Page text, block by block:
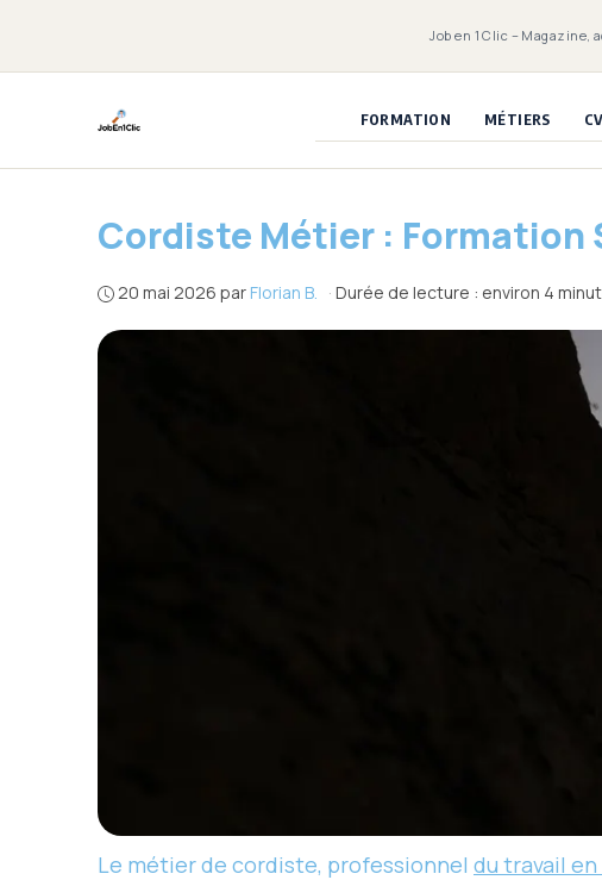
contenu
Job en 1 Clic – Magazine,
FORMATION MÉTIERS
Cordiste Métier : Formation
20 mai 2026 par Florian B. · Durée de lecture : environ 4
Le métier de cordiste, professionnel du travail